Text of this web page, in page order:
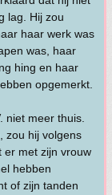
lag. Hij zou
haar werk was
was, haar
hing en haar
opgemerkt.
niet meer thuis.
zou hij volgens
er met zijn vrouw
hebben
of zijn tanden